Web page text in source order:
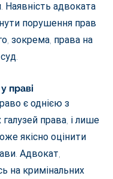
адвоката
порушення прав
зокрема, права на
праві
є однією з
права, і лише
якісно оцінити
Адвокат,
на кримінальних